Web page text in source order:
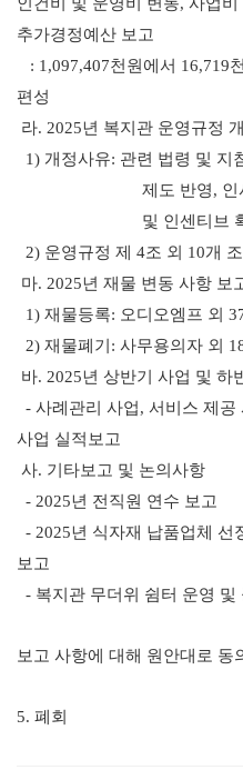
추가경정예산 보고
: 1,097,407천원에서 16,719
편성
라. 2025년 복지관 운영규정
1) 개정사유: 관련 법령 및 지
제도 반영, 인
및 인센티브
2) 운영규정 제 4조 외 10개
마. 2025년 재물 변동 사항 보
1) 재물등록: 오디오엠프 외
2) 재물폐기 : 사무용의자 외
바. 2025년 상반기 사업 및 하
- 사례관리 사업, 서비스 제공
사업 실적보고
사. 기타보고 및 논의사항
- 2025년 전직원 연수 보고
- 2025년 식자재 납품업체 선
보고
- 복지관 무더위 쉼터 운영
보고 사항에 대해 원안대로 동
5. 폐회